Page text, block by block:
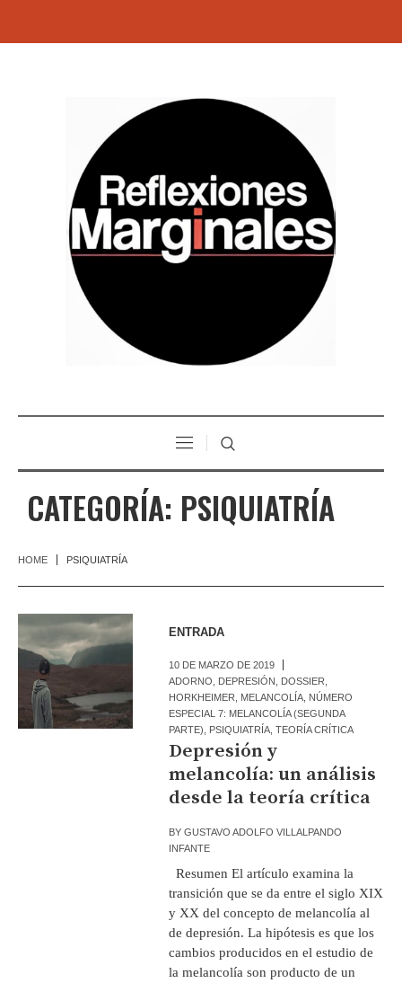
CATEGORÍA: PSIQUIATRÍA
HOME PSIQUIATRÍA
ENTRADA
10 DE MARZO DE 2019
ADORNO
DEPRESIÓN DOSSIER
HORKHEIMER
MELANCOLÍA NÚMERO
ESPECIAL 7: MELANCOLÍA (SEGUNDA
PARTE)
PSIQUIATRÍA ,TEORÍA CRÍTICA
Depresión y
melancolía: un análisis
desde la teoría crítica
BYGUSTAVO ADOLFO VILLALPANDO
INFANTE
Resumen El artículo examina la
transición que se da entre el siglo XIX
y XX del concepto de melancolía al
de depresión. La hipótesis es que los
cambios producidos en el estudio de
la melancolía son producto de un